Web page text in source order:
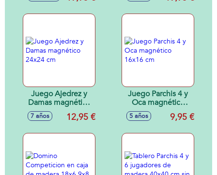
Juego Ajedrez y
Damas magnético
24x24 cm
7 años 12,95 €
Juego Parchis 4 y
Oca magnético
16x16 cm
5 años 9,95 €